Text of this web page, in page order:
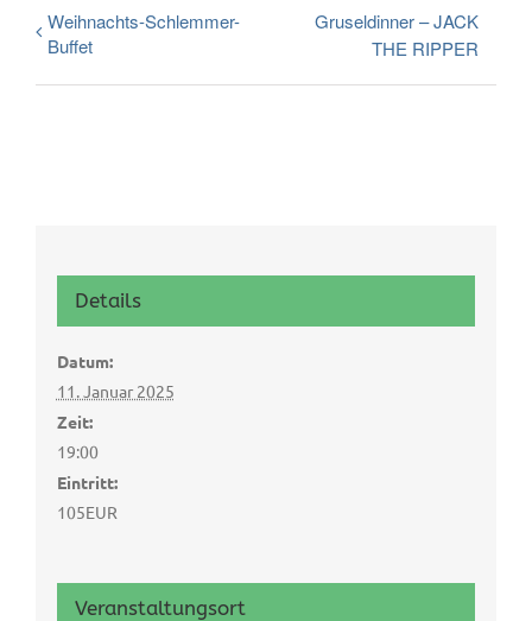
Weihnachts-Schlemmer-
Buffet
Gruseldinner – JACK
THE RIPPER
Details
Datum:
11. Januar 2025
Zeit:
19:00
Eintritt:
105EUR
Veranstaltungsort